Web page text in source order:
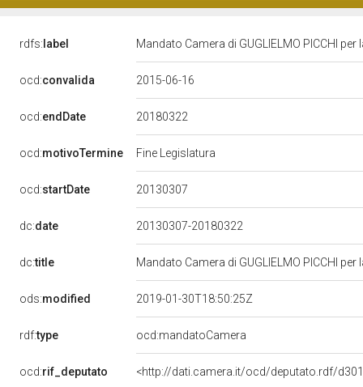
rdfs: label Mandato Camera di GUGLIELMO PICCHI
ocd:convalida 2015-06-16
ocd:endDate 20180322
ocd:motivoTermine Fine Legislatura
ocd:startDate 20130307
dc:date 20130307-20180322
dc:title Mandato Camera di GUGLIELMO PICCHI
ods:modified 2019-01-30T18:50:25Z
rdf:type ocd:mandatoCamera
ocd:rif_deputato <http://dati.camera.it/ocd/deputato.rdf/